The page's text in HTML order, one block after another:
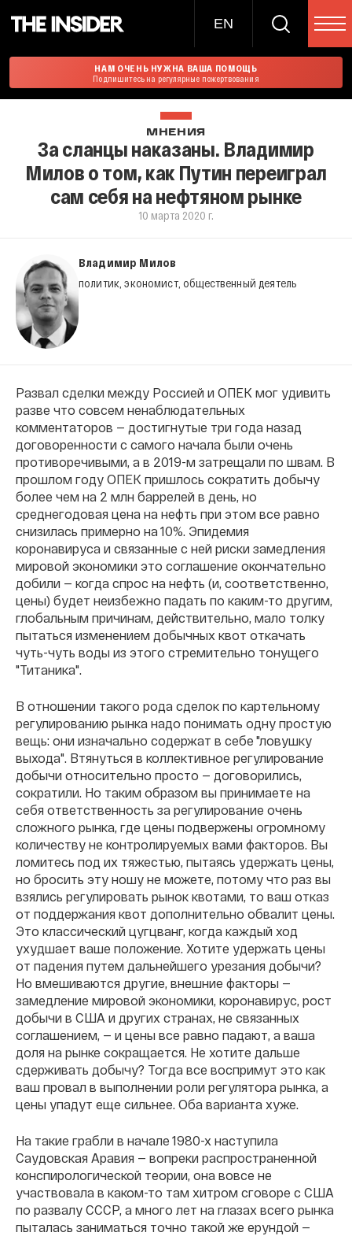
EN
НАМ ОЧЕНЬ НУЖНА ВАША ПОМОЩЬ
Подпишитесь на регулярные пожертвования
МНЕНИЯ
За сланцы наказаны. Владимир
Милов о том, как Путин переиграл
сам себя на нефтяном рынке
10 марта 2020 г.
Владимир Милов
политик, экономист, общественный деятель
Развал сделки между Россией и ОПЕК мог удивить
разве что совсем ненаблюдательных
комментаторов — достигнутые три года назад
договоренности с самого начала были очень
противоречивыми, а в 2019-м затрещали по швам. В
прошлом году ОПЕК пришлось сократить добычу
более чем на 2 млн баррелей в день, но
среднегодовая цена на нефть при этом все равно
снизилась примерно на 10%. Эпидемия
коронавируса и связанные с ней риски замедления
мировой экономики это соглашение окончательно
добили — когда спрос на нефть (и, соответственно,
цены) будет неизбежно падать по каким-то другим,
глобальным причинам, действительно, мало толку
пытаться изменением добычных квот откачать
чуть-чуть воды из этого стремительно тонущего
"Титаника".
В отношении такого рода сделок по картельному
регулированию рынка надо понимать одну простую
вещь: они изначально содержат в себе "ловушку
выхода". Втянуться в коллективное регулирование
добычи относительно просто — договорились,
сократили. Но таким образом вы принимаете на
себя ответственность за регулирование очень
сложного рынка, где цены подвержены огромному
количеству не контролируемых вами факторов. Вы
ломитесь под их тяжестью, пытаясь удержать цены,
но бросить эту ношу не можете, потому что раз вы
взялись регулировать рынок квотами, то ваш отказ
от поддержания квот дополнительно обвалит цены.
Это классический цугцванг, когда каждый ход
ухудшает ваше положение. Хотите удержать цены
от падения путем дальнейшего урезания добычи?
Но вмешиваются другие, внешние факторы —
замедление мировой экономики, коронавирус, рост
добычи в США и других странах, не связанных
соглашением, — и цены все равно падают, а ваша
доля на рынке сокращается. Не хотите дальше
сдерживать добычу? Тогда все воспримут это как
ваш провал в выполнении роли регулятора рынка, а
цены упадут еще сильнее. Оба варианта хуже.
На такие грабли в начале 1980-х наступила
Саудовская Аравия — вопреки распространенной
конспирологической теории, она вовсе не
участвовала в каком-то там хитром сговоре с США
по развалу СССР, а много лет на глазах всего рынка
пыталась заниматься точно такой же ерундой —